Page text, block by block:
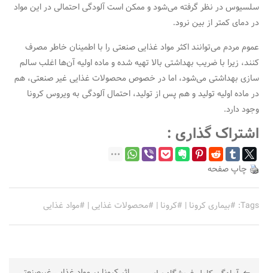
سلسیوس در نظر گرفته می‌شود و ممکن است آلودگی احتمالی در این مواد
در دمای کمتر از بین نرود.
عموم مردم می‌توانند اکثر مواد غذایی صنعتی را با اطمینان خاطر مصرف
کنند، زیرا با ضریب بهداشتی بالا تهیه شده و ماده اولیه آن‌ها اغلب سالم
سازی بهداشتی می‌شود، اما در خصوص محصولات غذایی غیر صنعتی، هم
در ماده اولیه تولید و هم پس از تولید، احتمال آلودگی به ویروس کرونا
وجود دارد.
اشتراک گذاری :
چاپ صفحه
Tags: بیماری کرونا | کرونا | محصولات غذایی | مواد غذایی